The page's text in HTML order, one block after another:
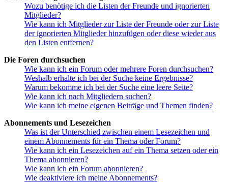
Wozu benötige ich die Listen der Freunde und ignorierten
Mitglieder?
Wie kann ich Mitglieder zur Liste der Freunde oder zur Liste
der ignorierten Mitglieder hinzufügen oder diese wieder aus
den Listen entfernen?
Die Foren durchsuchen
Wie kann ich ein Forum oder mehrere Foren durchsuchen?
Weshalb erhalte ich bei der Suche keine Ergebnisse?
Warum bekomme ich bei der Suche eine leere Seite?
Wie kann ich nach Mitgliedern suchen?
Wie kann ich meine eigenen Beiträge und Themen finden?
Abonnements und Lesezeichen
Was ist der Unterschied zwischen einem Lesezeichen und
einem Abonnements für ein Thema oder Forum?
Wie kann ich ein Lesezeichen auf ein Thema setzen oder ein
Thema abonnieren?
Wie kann ich ein Forum abonnieren?
Wie deaktiviere ich meine Abonnements?